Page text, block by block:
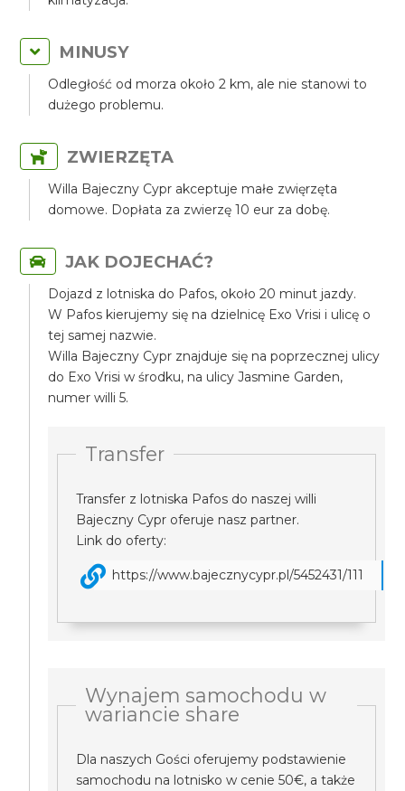
MINUSY
Odległość od morza około 2 km, ale nie stanowi to
dużego problemu.
ZWIERZĘTA
Willa Bajeczny Cypr akceptuje małe zwięrzęta
domowe. Dopłata za zwierzę 10 eur za dobę.
JAK DOJECHAĆ?
Dojazd z lotniska do Pafos, około 20 minut jazdy.
W Pafos kierujemy się na dzielnicę Exo Vrisi i ulicę o
tej samej nazwie.
Willa Bajeczny Cypr znajduje się na poprzecznej ulicy
do Exo Vrisi w środku, na ulicy Jasmine Garden,
numer willi 5.
Transfer
Transfer z lotniska Pafos do naszej willi
Bajeczny Cypr oferuje nasz partner.
Link do oferty:
https://www.bajecznycypr.pl/5452431/111
Wynajem samochodu w
wariancie share
Dla naszych Gości oferujemy podstawienie
samochodu na lotnisko w cenie 50€, a także